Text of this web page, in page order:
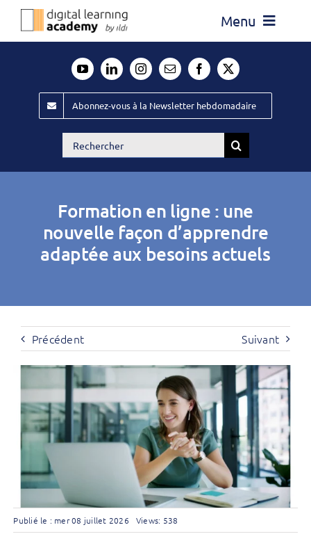
Passer
Menu
Évènements ILDI
Offres d’emploi
Contact
Abonnez-vous à la Newsletter hebdomadaire
Rechercher:
Formation en ligne : une
nouvelle façon d’apprendre
adaptée aux besoins actuels
Précédent Suivant
Publié le : mer 08 juillet 2026 Views: 538